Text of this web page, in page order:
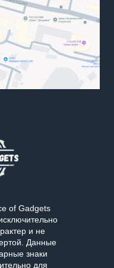
of Gadgets
и не
Данные
знаки
для